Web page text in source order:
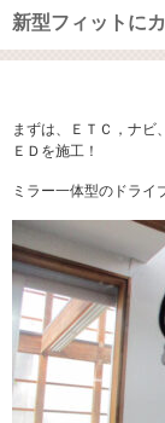
新型フィットに
まずは、ＥＴＣ，ナビ
ＥＤを施工！
ミラー一体型のドライ